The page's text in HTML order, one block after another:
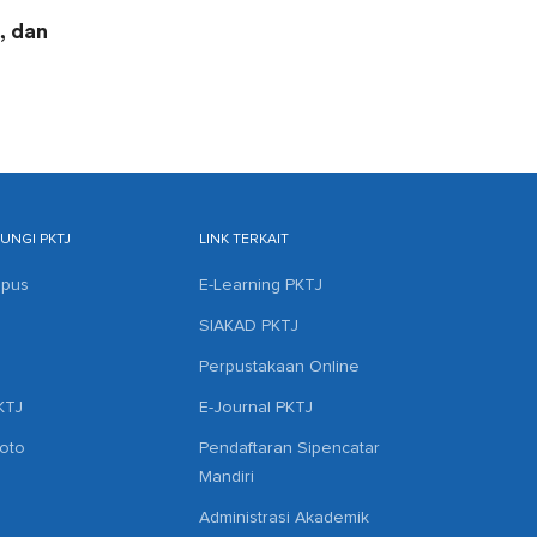
dan
PKTJ LINK TERKAIT
E-Learning PKTJ
SIAKAD PKTJ
Perpustakaan Online
E-Journal PKTJ
Pendaftaran Sipencatar
Mandiri
Administrasi Akademik